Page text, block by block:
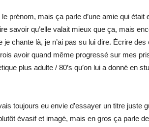
le prénom, mais ça parle d’une amie qui
savoir qu’elle valait mieux que ça, mais
chante là, je n’ai pas su lui dire. Écrire
avoir quand même progressé sur mes
plus adulte / 80’s qu’on lui a donné en
toujours eu envie d’essayer un titre juste
évasif et imagé, mais en gros ça parle